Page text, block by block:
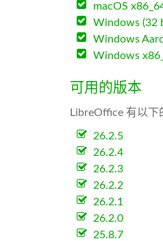
macOS
Windows (32
Windows
Windows
可用的版本
LibreOffice 有以下
26.2.5
26.2.4
26.2.3
26.2.2
26.2.1
26.2.0
25.8.7